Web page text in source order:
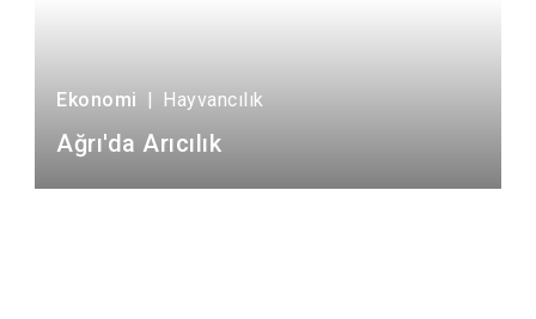
Ekonomi | Hayvancılık
Ağrı'da Arıcılık